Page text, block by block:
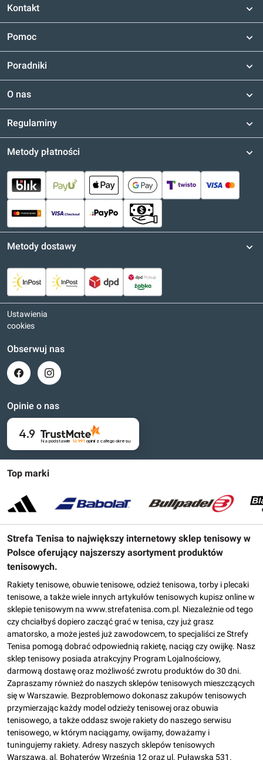
Kontakt
Pomoc
Poradniki
O nas
Regulaminy
Top marki
Strefa Tenisa to największy internetowy sklep tenisowy w
Polsce oferujący najszerszy asortyment produktów
tenisowych.
Rakiety tenisowe, obuwie tenisowe, odzież tenisowa, torby i plecaki
tenisowe, a także wiele innych artykułów tenisowych kupisz online w
sklepie tenisowym na www.strefatenisa.com.pl. Niezależnie od tego
czy chciałbyś dopiero zacząć grać w tenisa, czy już grasz
amatorsko, a może jesteś już zawodowcem, to specjaliści ze Strefy
Tenisa pomogą dobrać odpowiednią rakietę, naciąg czy owijkę. Nasz
sklep tenisowy posiada atrakcyjny Program Lojalnościowy,
darmową dostawę oraz możliwość zwrotu produktów do 30 dni.
Zapraszamy również do naszych sklepów tenisowych mieszczących
się w Warszawie. Bezproblemowo dokonasz zakupów tenisowych
przymierzając każdy model odzieży tenisowej oraz obuwia
tenisowego, a także oddasz swoje rakiety do naszego serwisu
tenisowego, w którym naciągamy, owijamy, doważamy i
tuningujemy rakiety. Adresy naszych sklepów tenisowych
Warszawa, al. Bohaterów Września 12 oraz ul. Puławska 531.
Metody płatności
Metody dostawy
Ustawienia
cookies
Obserwuj nas
Opinie o nas
4.9
Na podstawie 16 991 opinii z całego okresu